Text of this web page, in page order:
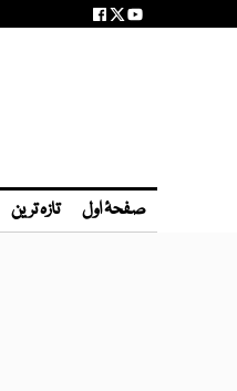
صفحۂ اول تازہ ترین